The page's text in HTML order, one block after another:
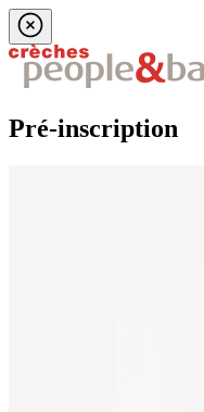
Pré-inscription